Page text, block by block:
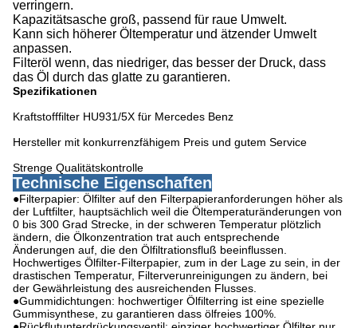
verringern.
Kapazitätsasche groß, passend für raue Umwelt.
Kann sich höherer Öltemperatur und ätzender Umwelt
anpassen.
Filteröl wenn, das niedriger, das besser der Druck, dass
das Öl durch das glatte zu garantieren.
Spezifikationen
Kraftstofffilter HU931/5X für Mercedes Benz
Hersteller mit konkurrenzfähigem Preis und gutem Service
Strenge Qualitätskontrolle
Technische Eigenschaften
●Filterpapier: Ölfilter auf den Filterpapieranforderungen höher als
der Luftfilter, hauptsächlich weil die Öltemperaturänderungen von
0 bis 300 Grad Strecke, in der schweren Temperatur plötzlich
ändern, die Ölkonzentration trat auch entsprechende
Änderungen auf, die den Ölfiltrationsfluß beeinflussen.
Hochwertiges Ölfilter-Filterpapier, zum in der Lage zu sein, in der
drastischen Temperatur, Filterverunreinigungen zu ändern, bei
der Gewährleistung des ausreichenden Flusses.
●Gummidichtungen: hochwertiger Ölfilterring ist eine spezielle
Gummisynthese, zu garantieren dass ölfreies 100%.